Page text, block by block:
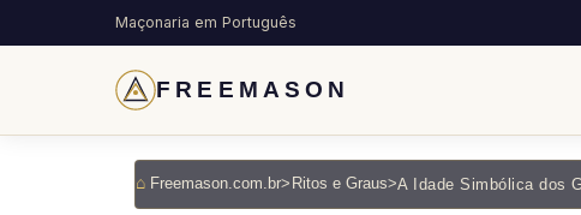
Maçonaria em Português
FREEMASON
Freemason.com.br> Ritos e Graus>A Idade Simbólica dos